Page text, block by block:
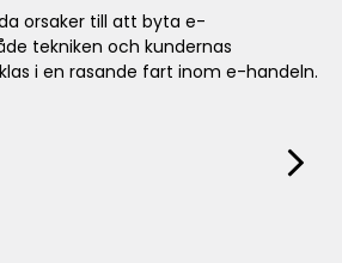
orsaker till att byta e-
tekniken och kundernas
i en rasande fart inom e-handeln.